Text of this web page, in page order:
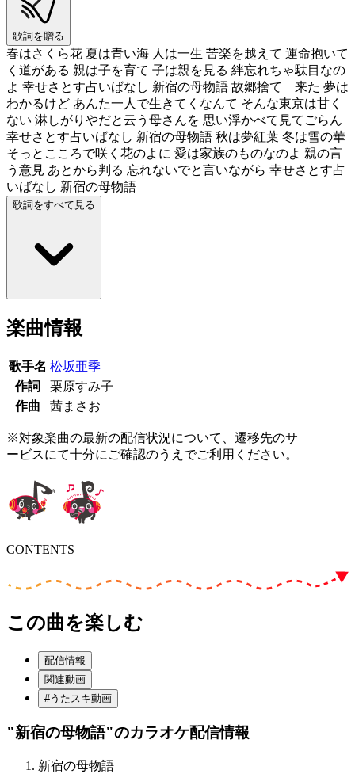
歌詞を贈る
春はさくら花 夏は青い海 人は一生 苦楽を越えて 運命抱いて
く道がある 親は子を育て 子は親を見る 絆忘れちゃ駄目なの
よ 幸せさとす占いばなし 新宿の母物語 故郷捨てゝ来た 夢は
わかるけど あんた一人で生きてくなんて そんな東京は甘く
ない 淋しがりやだと云う母さんを 思い浮かべて見てごらん
幸せさとす占いばなし 新宿の母物語 秋は夢紅葉 冬は雪の華
そっとこころで咲く花のよに 愛は家族のものなのよ 親の言
う意見 あとから判る 忘れないでと言いながら 幸せさとす占
いばなし 新宿の母物語
歌詞をすべて見る
楽曲情報
歌手名 松坂亜季
作詞
栗原すみ子
作曲
茜まさお
※対象楽曲の最新の配信状況について、遷移先のサ
ービスにて十分にご確認のうえでご利用ください。
CONTENTS
この曲を楽しむ
配信情報
関連動画
#うたスキ動画
"新宿の母物語"のカラオケ配信情報
新宿の母物語